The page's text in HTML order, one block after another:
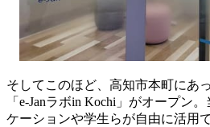
そしてこのほど、高知市本町にあ
「e-Janラボin Kochi」がオープン
ケーションや学生らが自由に活用